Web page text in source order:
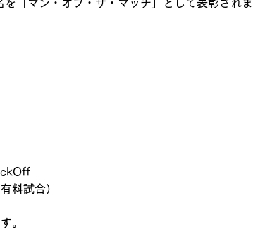
「マン・オブ・ザ・マッチ」として表彰されま
有料試合）
。